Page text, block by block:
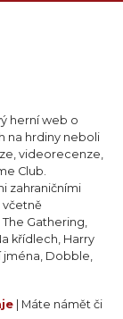
herní web o
na hrdiny neboli
videorecenze,
Club.
zahraničními
včetně
The Gathering,
křídlech, Harry
jména, Dobble,
| Máte námět či